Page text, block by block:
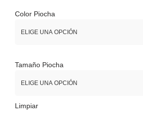
Color Piocha
Tamaño Piocha
Limpiar